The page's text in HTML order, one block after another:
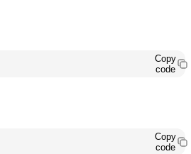
Copy
code
Copy
code